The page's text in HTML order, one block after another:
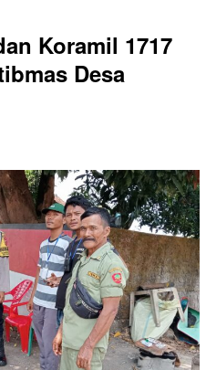
Koramil 1717
Desa